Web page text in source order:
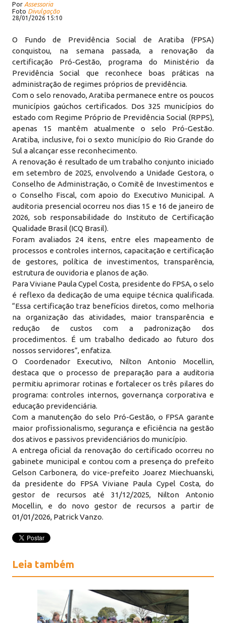
Por Assessoria
Foto Divulgação
28/01/2026 15:10
O Fundo de Previdência Social de Aratiba (FPSA)
conquistou, na semana passada, a renovação da
certificação Pró-Gestão, programa do Ministério da
Previdência Social que reconhece boas práticas na
administração de regimes próprios de previdência.
Com o selo renovado, Aratiba permanece entre os poucos
municípios gaúchos certificados. Dos 325 municípios do
estado com Regime Próprio de Previdência Social (RPPS),
apenas 15 mantêm atualmente o selo Pró-Gestão.
Aratiba, inclusive, foi o sexto município do Rio Grande do
Sul a alcançar esse reconhecimento.
A renovação é resultado de um trabalho conjunto iniciado
em setembro de 2025, envolvendo a Unidade Gestora, o
Conselho de Administração, o Comitê de Investimentos e
o Conselho Fiscal, com apoio do Executivo Municipal. A
auditoria presencial ocorreu nos dias 15 e 16 de janeiro de
2026, sob responsabilidade do Instituto de Certificação
Qualidade Brasil (ICQ Brasil).
Foram avaliados 24 itens, entre eles mapeamento de
processos e controles internos, capacitação e certificação
de gestores, política de investimentos, transparência,
estrutura de ouvidoria e planos de ação.
Para Viviane Paula Cypel Costa, presidente do FPSA, o selo
é reflexo da dedicação de uma equipe técnica qualificada.
“Essa certificação traz benefícios diretos, como melhoria
na organização das atividades, maior transparência e
redução de custos com a padronização dos
procedimentos. É um trabalho dedicado ao futuro dos
nossos servidores”, enfatiza.
O Coordenador Executivo, Nilton Antonio Mocellin,
destaca que o processo de preparação para a auditoria
permitiu aprimorar rotinas e fortalecer os três pilares do
programa: controles internos, governança corporativa e
educação previdenciária.
Com a manutenção do selo Pró-Gestão, o FPSA garante
maior profissionalismo, segurança e eficiência na gestão
dos ativos e passivos previdenciários do município.
A entrega oficial da renovação do certificado ocorreu no
gabinete municipal e contou com a presença do prefeito
Gelson Carbonera, do vice-prefeito Joarez Miechuanski,
da presidente do FPSA Viviane Paula Cypel Costa, do
gestor de recursos até 31/12/2025, Nilton Antonio
Mocellin, e do novo gestor de recursos a partir de
01/01/2026, Patrick Vanzo.
Leia também